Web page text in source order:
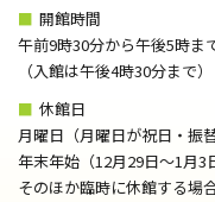
■ 開館時間
午前9時30分から午後5時ま
（⼊館は午後4時30分まで）
■ 休館日
月曜日（月曜日が祝日・振
年末年始（12月29日～1月3
そのほか臨時に休館する場